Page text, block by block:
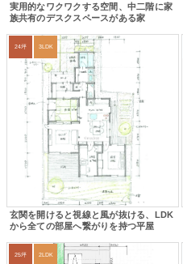
実用的なワクワクする空間、中二階に家
族共有のデスクスペースがある家
24坪 3LDK
玄関を開けると視線と風が抜ける、LDK
から全ての部屋へ繋がりを持つ平屋
25坪 2LDK